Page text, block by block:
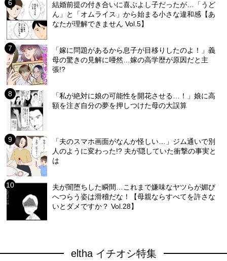
結婚前提の付き合いに喜ぶよし子だったが…「うど
ん」と「オムライス」から始まる小さな違和感【あ
なたが理解できません Vol.5】
「嫁に問題があるから息子が目移りしたのよ！」義
母の驚きの見解に唖然…嫁の高学歴が原因だと主
張!?
「私が絶対に娘の可能性を開花させる…！」娘に高
額を注ぎ自分の夢を押しつけた母の大誤算
「夫のスマホ画面がなんか怪しい…」ジム通いで別
人のように変わった!? 夫が隠していた衝撃の事実と
は
夫が闇堕ちした瞬間…これまで嫌味なヤツらが媚び
へつらう姿は滑稽だな！【母親ならすべてを許さな
いとダメですか？ Vol.28】
eltha イチオシ特集